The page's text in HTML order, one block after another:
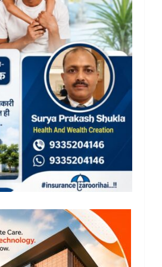
NEWS उत्तर प्रदेश लखनऊ
फाउंडेशन के “एक पौधा माँ
अभियान के तहत
एवं शिक्षण सामग्री
सम्पन्न
2026 TLT Desk